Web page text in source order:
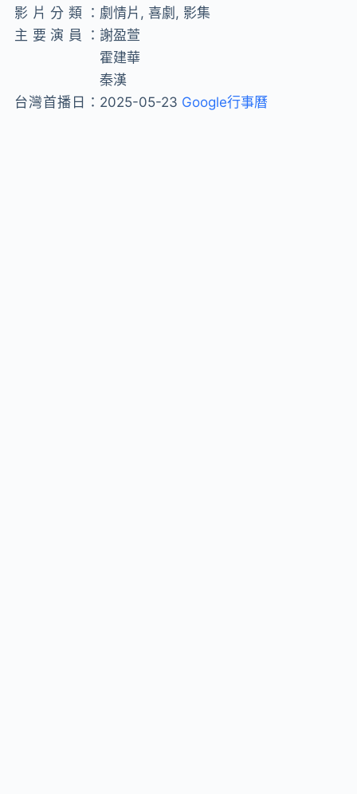
影片分類： 劇情片, 喜劇, 影集
主要演員： 謝盈萱
霍建華
秦漢
台灣首播日： 2025-05-23 Google行事曆